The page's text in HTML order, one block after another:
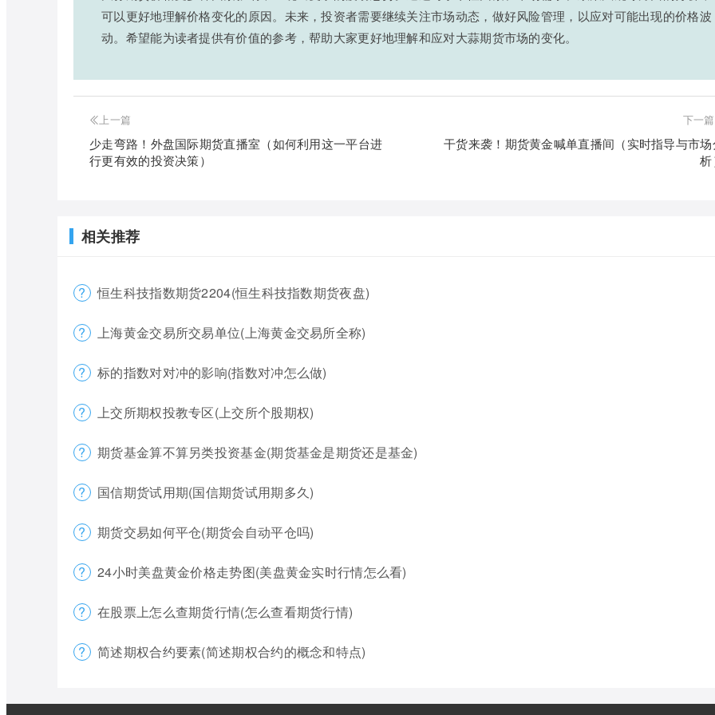
可以更好地理解价格变化的原因。未来，投资者需要继续关注市场动态，做好风险管理，以应对可能出现的价格波
动。希望能为读者提供有价值的参考，帮助大家更好地理解和应对大蒜期货市场的变化。
上一篇
少走弯路！外盘国际期货直播室（如何利用这一平台进
行更有效的投资决策）
下一篇
干货来袭！期货黄金喊单直播间（实时指导与市
相关推荐
恒生科技指数期货2204(恒生科技指数期货夜盘)
上海黄金交易所交易单位(上海黄金交易所全称)
标的指数对对冲的影响(指数对冲怎么做)
上交所期权投教专区(上交所个股期权)
期货基金算不算另类投资基金(期货基金是期货还是基金)
国信期货试用期(国信期货试用期多久)
期货交易如何平仓(期货会自动平仓吗)
24小时美盘黄金价格走势图(美盘黄金实时行情怎么看)
在股票上怎么查期货行情(怎么查看期货行情)
简述期权合约要素(简述期权合约的概念和特点)